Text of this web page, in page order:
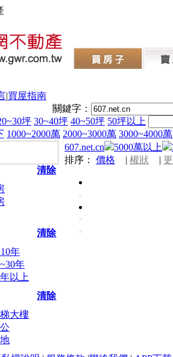
|買屋指南
關鍵字：
坪 30~40坪 40~50坪 50坪以上
1000~2000萬 2000~3000萬 3000~4000萬
清除
清除
年
年
以上
清除
大樓
607.net.cn 5000萬以上
排序： 價格 | 權狀 |